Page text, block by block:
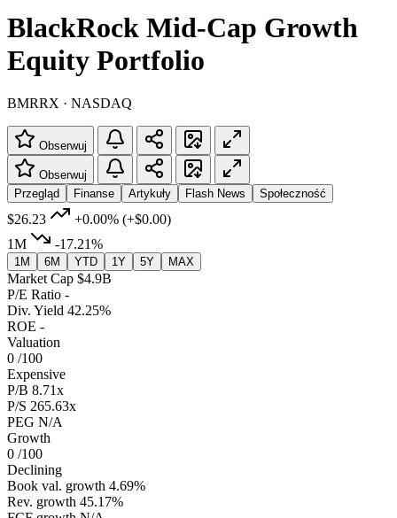
BlackRock Mid-Cap Growth
Equity Portfolio
BMRRX · NASDAQ
Obserwuj
Obserwuj
Przegląd
Finanse Artykuły Flash News Społeczność
$26.23 +0.00% (+$0.00)
1M
-17.21%
1M 6M YTD 1Y 5Y MAX
Market Cap $4.9B
P/E Ratio -
Div. Yield 42.25%
ROE -
Valuation
0 /100
Expensive
P/B 8.71x
P/S 265.63x
PEG N/A
Growth
0 /100
Declining
Book val. growth 4.69%
Rev. growth 45.17%